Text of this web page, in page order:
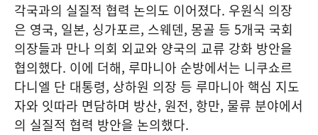
각국과의 실질적 협력 논의도 이어졌다. 우원식 의장
은 영국, 일본, 싱가포르, 스웨덴, 몽골 등 5개국 국회
의장들과 만나 의회 외교와 양국의 교류 강화 방안을
협의했다. 이에 더해, 루마니아 순방에서는 니쿠쇼르
다니엘 단 대통령, 상하원 의장 등 루마니아 핵심 지도
자와 잇따라 면담하며 방산, 원전, 항만, 물류 분야에서
의 실질적 협력 방안을 논의했다.